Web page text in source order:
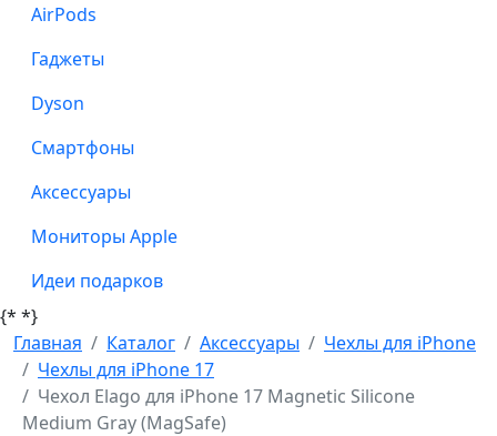
AirPods
Гаджеты
Dyson
Смартфоны
Аксессуары
Мониторы Apple
Идеи подарков
{* *}
Главная
Каталог Аксессуары
Чехлы для iPhone
Чехлы для iPhone 17
Чехол Elago для iPhone 17 Magnetic Silicone
Medium Gray (MagSafe)